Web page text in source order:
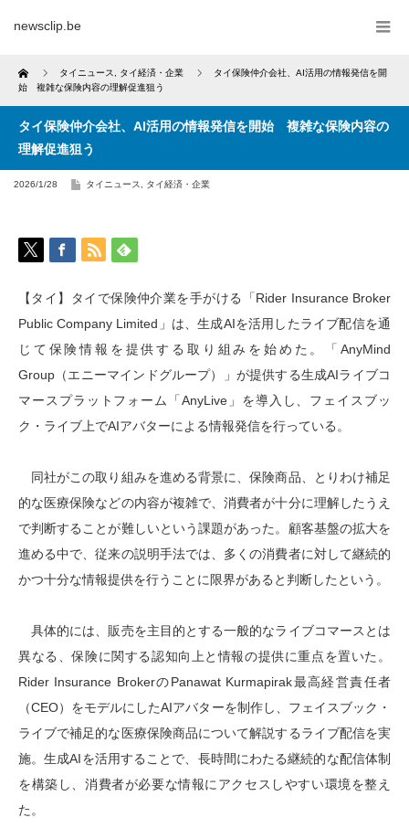
newsclip.be
Home タイニュース タイ経済・企業
タイ保険仲介会社、AI活用の情報発信を開
始 複雑な保険内容の理解促進狙う
タイ保険仲介会社、AI活用の情報発信を開始 複雑な保険内容の
理解促進狙う
2026/1/28 タイニュース タイ経済・企業
【タイ】タイで保険仲介業を手がける「Rider Insurance Broker
Public Company Limited」は、生成AIを活用したライブ配信を通
じて保険情報を提供する取り組みを始めた。「AnyMind
Group（エニーマインドグループ）」が提供する生成AIライブコ
マースプラットフォーム「AnyLive」を導入し、フェイスブッ
ク・ライブ上でAIアバターによる情報発信を行っている。
同社がこの取り組みを進める背景に、保険商品、とりわけ補足
的な医療保険などの内容が複雑で、消費者が十分に理解したうえ
で判断することが難しいという課題があった。顧客基盤の拡大を
進める中で、従来の説明手法では、多くの消費者に対して継続的
かつ十分な情報提供を行うことに限界があると判断したという。
具体的には、販売を主目的とする一般的なライブコマースとは
異なる、保険に関する認知向上と情報の提供に重点を置いた。
Rider Insurance BrokerのPanawat Kurmapirak最高経営責任者
（CEO）をモデルにしたAIアバターを制作し、フェイスブック・
ライブで補足的な医療保険商品について解説するライブ配信を実
施。生成AIを活用することで、長時間にわたる継続的な配信体制
を構築し、消費者が必要な情報にアクセスしやすい環境を整え
た。